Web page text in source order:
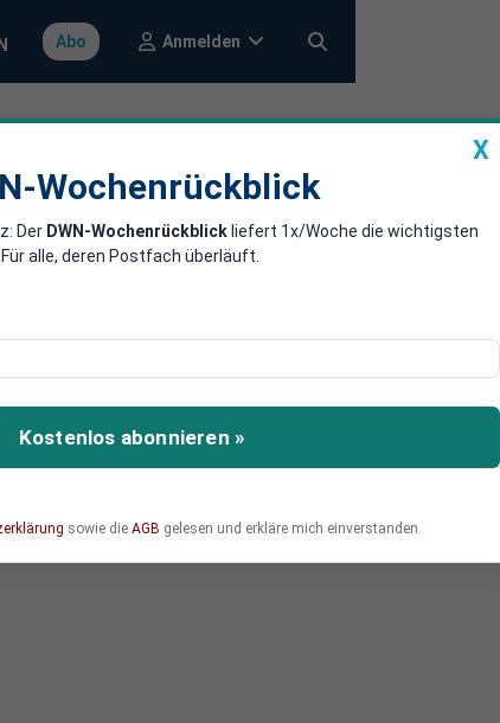
Abo Anmelden
E-Autos
so die EU-
diese jedoch
chinesische E-
X
Wochenrückblick
Der DWN-Wochenrückblick liefert 1x/Woche die wichtigsten
alle, deren Postfach überläuft.
Kostenlos abonnieren »
sowie die AGB gelesen und erkläre mich einverstanden.